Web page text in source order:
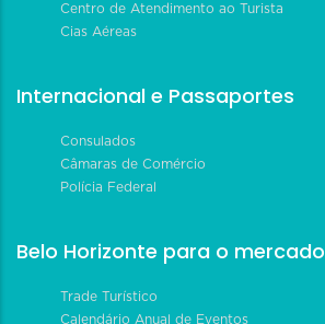
Centro de Atendimento ao Turista
Cias Aéreas
Internacional e Passaportes
Consulados
Câmaras de Comércio
Polícia Federal
Belo Horizonte para o mercado
Trade Turístico
Calendário Anual de Eventos